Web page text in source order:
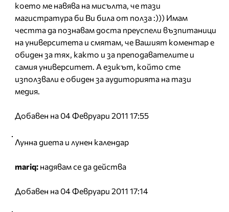
което ме навява на мисълта, че тази
магистратура би Ви била от полза :))) Имам
честта да познавам доста преуспели възпитаници
на университета и смятам, че Вашият коментар е
обиден за тях, както и за преподавателите и
самия университет. А езикът, който сте
използвали е обиден за аудиторията на тази
медия.
Добавен на 04 Февруари 2011 17:55
Лунна диета и лунен календар
mariq: надявам се да действа
Добавен на 04 Февруари 2011 17:14